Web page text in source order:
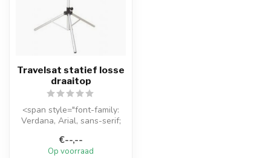
Travelsat statief losse
draaitop
<span style="font-family:
Verdana, Arial, sans-serif;
€--,--
Op voorraad